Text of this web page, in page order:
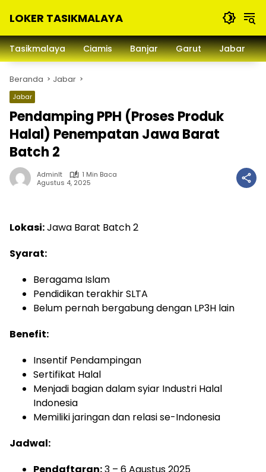
LOKER TASIKMALAYA
Lowongan
Kerja
dan
Sekitarna
Tasikmalaya Ciamis Banjar Garut Jabar
Beranda Jabar
Jabar
Pendamping PPH (Proses Produk
Halal) Penempatan Jawa Barat
Batch 2
Adminlt
1 Min Baca
Agustus 4, 2025
Lokasi:Jawa Barat Batch 2
Syarat:
Beragama Islam
Pendidikan terakhir SLTA
Belum pernah bergabung dengan LP3H lain
Benefit:
Insentif Pendampingan
Sertifikat Halal
Menjadi bagian dalam syiar Industri Halal
Indonesia
Memiliki jaringan dan relasi se-Indonesia
Jadwal: